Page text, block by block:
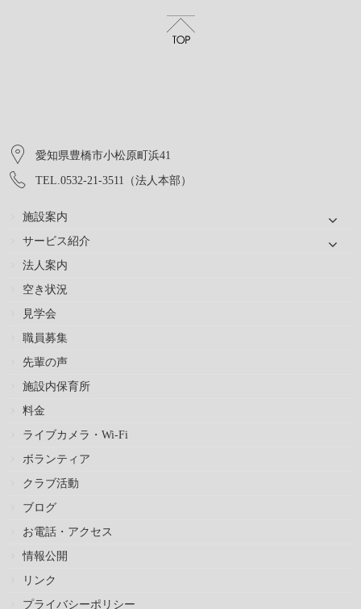
愛知県豊橋市小松原町浜41
TEL.0532-21-3511（法人本部）
施設案内
サービス紹介
法人案内
空き状況
見学会
職員募集
先輩の声
施設内保育所
料金
ライブカメラ・Wi-Fi
ボランティア
クラブ活動
ブログ
お電話・アクセス
情報公開
リンク
プライバシーポリシー